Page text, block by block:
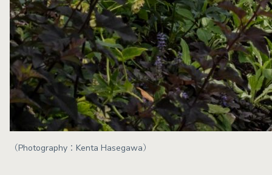
（Photography：Kenta Hasegawa）